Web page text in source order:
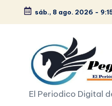
Saltar
contenido
sáb., 8 ago. 2026 -
p
El Periodico Digital